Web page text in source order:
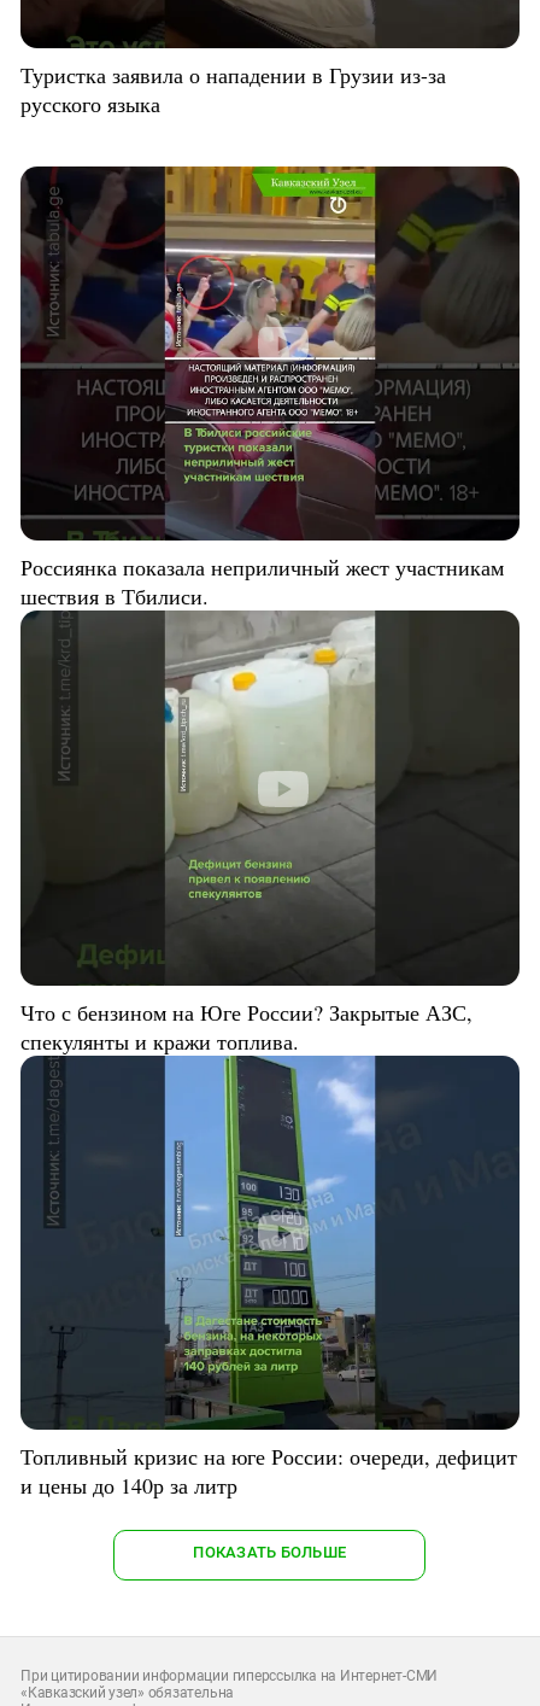
Туристка заявила о нападении в Грузии из-за
русского языка
Россиянка показала неприличный жест участникам
шествия в Тбилиси.
Что с бензином на Юге России? Закрытые АЗС,
спекулянты и кражи топлива.
Топливный кризис на юге России: очереди, дефицит
и цены до 140р за литр
ПОКАЗАТЬ БОЛЬШЕ
При цитировании информации гиперссылка на Интернет-СМИ
«Кавказский узел» обязательна